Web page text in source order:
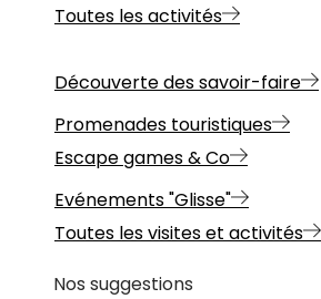
Toutes les activités
Découverte des savoir-faire
Promenades touristiques
Escape games & Co
Evénements "Glisse"
Toutes les visites et activités
Nos suggestions